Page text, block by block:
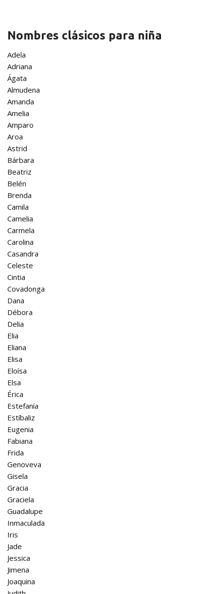
Nombres clásicos para niña
Adela
Adriana
Ágata
Almudena
Amanda
Amelia
Amparo
Aroa
Astrid
Bárbara
Beatriz
Belén
Brenda
Camila
Camelia
Carmela
Carolina
Casandra
Celeste
Cintia
Covadonga
Dana
Débora
Delia
Elia
Eliana
Elisa
Eloísa
Elsa
Érica
Estefanía
Estíbaliz
Eugenia
Fabiana
Frida
Genoveva
Gisela
Gracia
Graciela
Guadalupe
Inmaculada
Iris
Jade
Jessica
Jimena
Joaquina